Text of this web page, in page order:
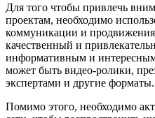
Для того чтобы привлечь
проектам, необходимо
коммуникации и
качественный и
информативным и
может быть видео-ролики,
экспертами и другие форматы.
Помимо этого, необходимо